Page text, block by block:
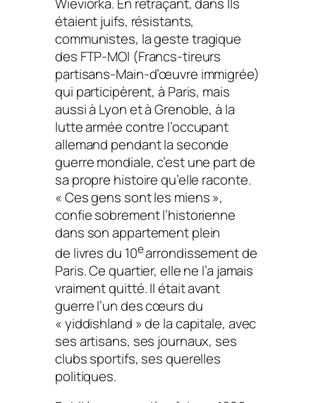
étaient juifs, résistants,
communistes, la geste tragique
des FTP-MOI (Francs-tireurs
partisans-Main-d’œuvre immigrée)
qui participèrent, à Paris, mais
aussi à Lyon et à Grenoble, à la
lutte armée contre l’occupant
allemand pendant la seconde
guerre mondiale, c’est une part de
sa propre histoire qu’elle raconte.
« Ces gens sont les miens »,
confie sobrement l’historienne
dans son appartement plein
de livres du 10earrondissement de
Paris. Ce quartier, elle ne l’a jamais
vraiment quitté. Il était avant
guerre l’un des cœurs du
« yiddishland » de la capitale, avec
ses artisans, ses journaux, ses
clubs sportifs, ses querelles
politiques.